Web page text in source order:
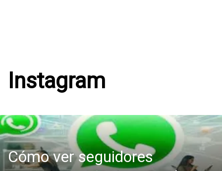
Instagram
Cómo ver seguidores